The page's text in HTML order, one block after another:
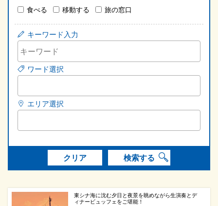
食べる
移動する 旅の窓口
キーワード入力
ワード選択
エリア選択
クリア 検索する
東シナ海に沈む夕日と夜景を眺めながら生演奏とデ
ィナービュッフェをご堪能！